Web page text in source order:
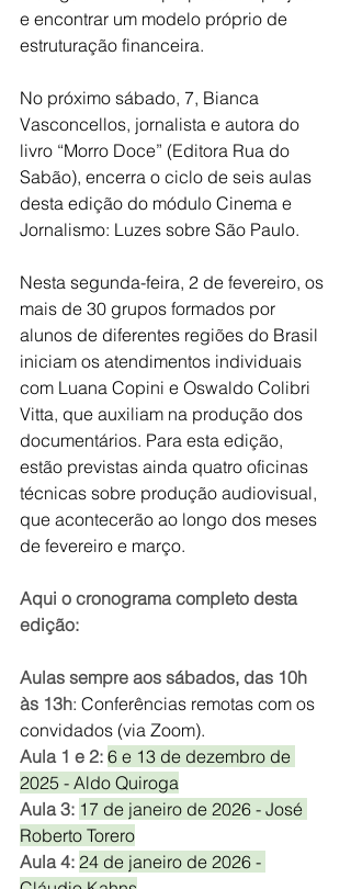
e encontrar um modelo próprio de
estruturação financeira.
No próximo sábado, 7, Bianca
Vasconcellos, jornalista e autora do
livro “Morro Doce” (Editora Rua do
Sabão), encerra o ciclo de seis aulas
desta edição do módulo Cinema e
Jornalismo: Luzes sobre São Paulo.
Nesta segunda-feira, 2 de fevereiro, os
mais de 30 grupos formados por
alunos de diferentes regiões do Brasil
iniciam os atendimentos individuais
com Luana Copini e Oswaldo Colibri
Vitta, que auxiliam na produção dos
documentários. Para esta edição,
estão previstas ainda quatro oficinas
técnicas sobre produção audiovisual,
que acontecerão ao longo dos meses
de fevereiro e março.
Aqui o cronograma completo desta
edição:
Aulas sempre aos sábados, das 10h
às 13h: Conferências remotas com os
convidados (via Zoom).
Aula 1 e 2: 6 e 13 de dezembro de
2025 - Aldo Quiroga
Aula 3: 17 de janeiro de 2026 - José
Roberto Torero
Aula 4: 24 de janeiro de 2026 -